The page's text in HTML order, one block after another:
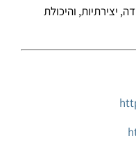
יצירתיות, והיכולת